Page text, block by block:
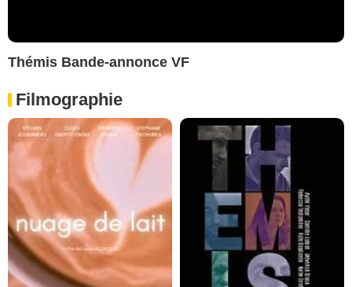
Thémis Bande-annonce VF
Filmographie